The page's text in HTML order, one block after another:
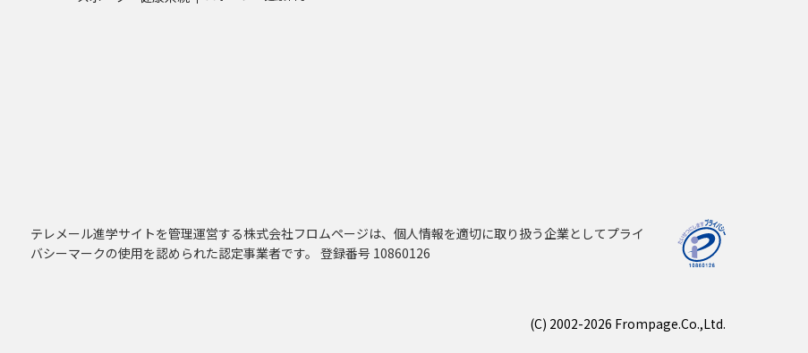
テレメール進学サイトを管理運営する株式会社フロムページは、個人情報を適切に取り扱う企業としてプライ
バシーマークの使用を認められた認定事業者です。 登録番号 10860126
(C) 2002-2026 Frompage.Co.,Ltd.